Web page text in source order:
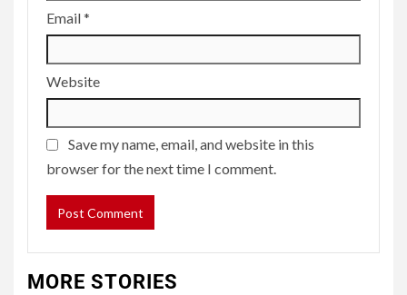
Email*
Website
Save my name, email, and website in this
browser for the next time I comment.
MORE STORIES